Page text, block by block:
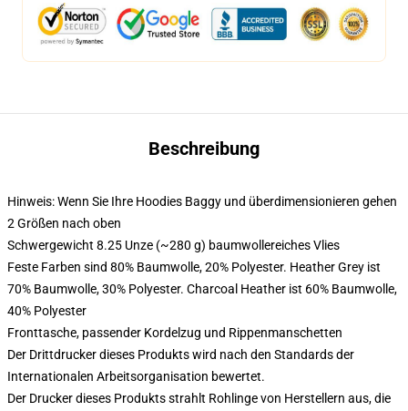
Beschreibung
Hinweis: Wenn Sie Ihre Hoodies Baggy und überdimensionieren gehen
2 Größen nach oben
Schwergewicht 8.25 Unze (~280 g) baumwollereiches Vlies
Feste Farben sind 80% Baumwolle, 20% Polyester. Heather Grey ist
70% Baumwolle, 30% Polyester. Charcoal Heather ist 60% Baumwolle,
40% Polyester
Fronttasche, passender Kordelzug und Rippenmanschetten
Der Drittdrucker dieses Produkts wird nach den Standards der
Internationalen Arbeitsorganisation bewertet.
Der Drucker dieses Produkts strahlt Rohlinge von Herstellern aus, die